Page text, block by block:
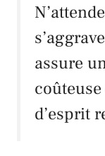
assure
d’esprit